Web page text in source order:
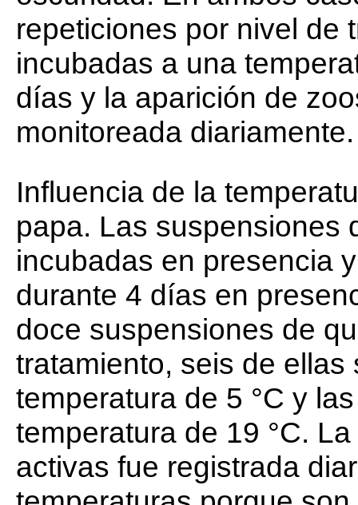
repeticiones por nivel de
incubadas a una
días y la aparición de
monitoreada diariamente.
Influencia de la
papa. Las suspensiones
incubadas en presencia
durante 4 días en
doce suspensiones de
tratamiento, seis de
temperatura de 5 °C y
temperatura de 19 °C.
activas fue registrada